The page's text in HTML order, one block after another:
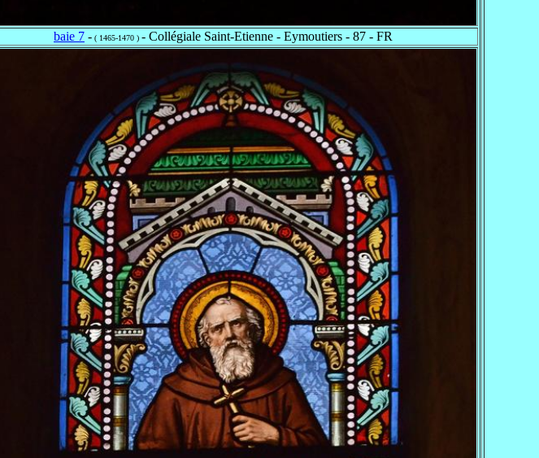
baie 7 - ( 1465-1470 ) - Collégiale Saint-Etienne - Eymoutiers - 87 - FR